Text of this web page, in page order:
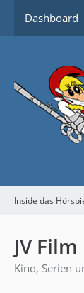
Dashboard
Inside das
JV Film
Kino, Serien